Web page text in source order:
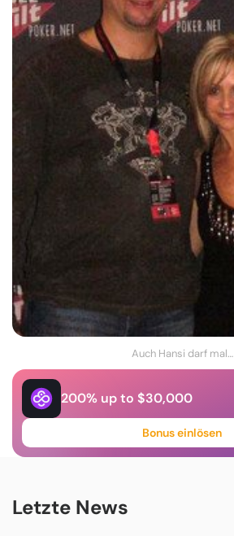
Auch Hansi darf mal…
200% up to $30,000
Bonus einlösen
Letzte News